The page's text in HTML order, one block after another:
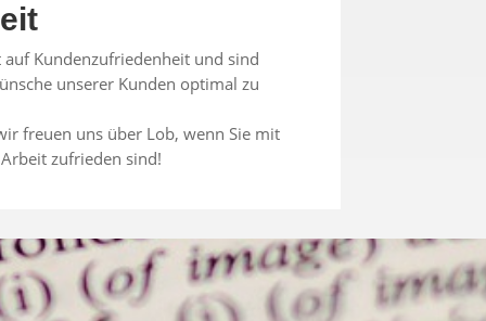
Kundenzufriedenheit und sind
unserer Kunden optimal zu
freuen uns über Lob, wenn Sie mit
zufrieden sind!